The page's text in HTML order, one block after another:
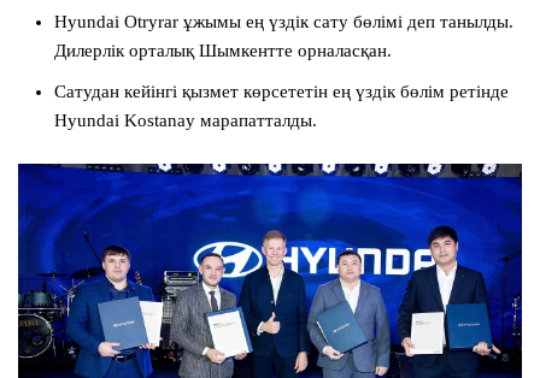
Hyundai Otryrar ұжымы ең үздік сату бөлімі деп танылды.
Дилерлік орталық Шымкентте орналасқан.
Сатудан кейінгі қызмет көрсететін ең үздік бөлім ретінде
Hyundai Kostanay марапатталды.